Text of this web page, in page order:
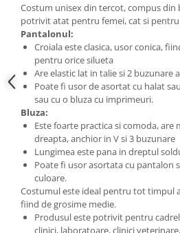
Costum unisex din tercot, compus din
potrivit atat pentru femei, cat si
Pantalonul:
Croiala este clasica, usor conica,
pentru orice silueta
Are elastic lat in talie si 2 buzunare
Poate fi usor de asortat cu halat
sau cu o bluza cu imprimeuri.
Bluza:
Este foarte practica si comoda, are
dreapta, anchior in V si 3 buzunare
Lungimea este pana in dreptul
Poate fi usor asortata cu pantalon
culoare.
Costumul este ideal pentru tot timpul
fiind de grosime medie.
Produsul este potrivit pentru
clinici, laboratoare, clinici